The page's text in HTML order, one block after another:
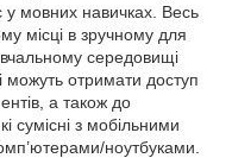
у мовних навичках. Весь
місці в зручному для
середовищі
можуть отримати доступ
а також до
сумісні з мобільними
ноутбуками.